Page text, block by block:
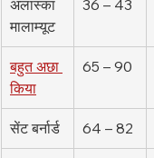
अलास्का
मालाम्यूट
36 – 43
बहुत अछा
किया
65 – 90
सेंट बर्नार्ड 64 – 82